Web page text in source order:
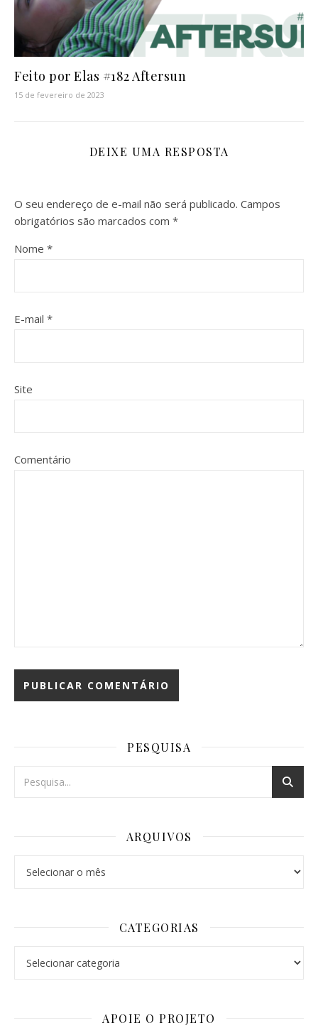
Feito por Elas #182 Aftersun
15 de fevereiro de 2023
DEIXE UMA RESPOSTA
O seu endereço de e-mail não será publicado. Campos
obrigatórios são marcados com *
Nome *
E-mail *
Site
Comentário
PESQUISA
ARQUIVOS
CATEGORIAS
APOIE O PROJETO